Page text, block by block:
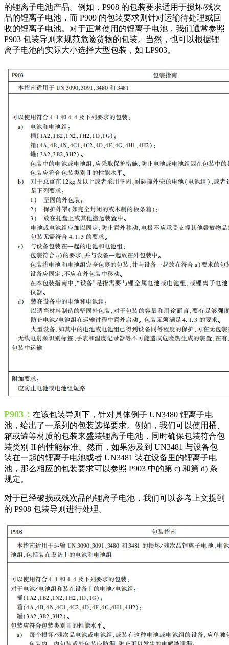
的锂离子电池产品。例如，P908 的包装要求适用于损坏/残次
品的锂离子电池，而 P909 的包装要求则针对运输待处理或回
收的锂离子电池。对于正常使用的锂离子电池，我们通常参照
P903 包装导则来规范危险货物的包装。当然，也可以根据锂
离子电池的实际大小选择大型包装，如 LP903。
P903： 在该包装导则下，针对具体例子 UN3480 锂离子电
池，给出了一系列的包装选择要求。例如，我们可以使用桶、
箱或罐等材质的包装来盛装锂离子电池，同时确保包装符合包
装类别 II 的性能标准。然而，如果涉及到 UN3481 与设备包
装在一起的锂离子电池或者 UN3481 装在设备里的锂离子电
池，那么相应的包装要求可以参照 P903 中的第 c) 和第 d) 条
规定。
对于已经破损或残次品的锂离子电池，我们可以参考上文提到
的 P908 包装导则进行处理。